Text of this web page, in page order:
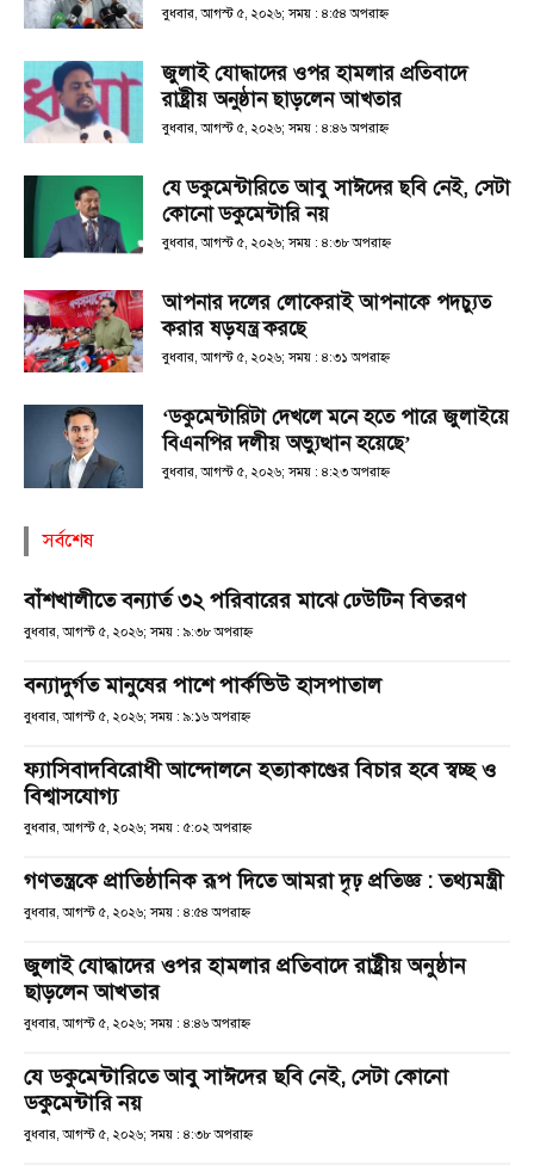
বুধবার, আগস্ট ৫, ২০২৬; সময় : ৪:৫৪ অপরাহ্ণ
জুলাই যোদ্ধাদের ওপর হামলার প্রতিবাদে
রাষ্ট্রীয় অনুষ্ঠান ছাড়লেন আখতার
বুধবার, আগস্ট ৫, ২০২৬; সময় : ৪:৪৬ অপরাহ্ণ
যে ডকুমেন্টারিতে আবু সাঈদের ছবি নেই, সেটা
কোনো ডকুমেন্টারি নয়
বুধবার, আগস্ট ৫, ২০২৬; সময় : ৪:৩৮ অপরাহ্ণ
আপনার দলের লোকেরাই আপনাকে পদচ্যুত
করার ষড়যন্ত্র করছে
বুধবার, আগস্ট ৫, ২০২৬; সময় : ৪:৩১ অপরাহ্ণ
‘ডকুমেন্টারিটা দেখলে মনে হতে পারে জুলাইয়ে
বিএনপির দলীয় অভ্যুত্থান হয়েছে’
বুধবার, আগস্ট ৫, ২০২৬; সময় : ৪:২৩ অপরাহ্ণ
সর্বশেষ
বাঁশখালীতে বন্যার্ত ৩২ পরিবারের মাঝে ঢেউটিন বিতরণ
বুধবার, আগস্ট ৫, ২০২৬; সময় : ৯:৩৮ অপরাহ্ণ
বন্যাদুর্গত মানুষের পাশে পার্কভিউ হাসপাতাল
বুধবার, আগস্ট ৫, ২০২৬; সময় : ৯:১৬ অপরাহ্ণ
ফ্যাসিবাদবিরোধী আন্দোলনে হত্যাকাণ্ডের বিচার হবে স্বচ্ছ ও
বিশ্বাসযোগ্য
বুধবার, আগস্ট ৫, ২০২৬; সময় : ৫:০২ অপরাহ্ণ
গণতন্ত্রকে প্রাতিষ্ঠানিক রূপ দিতে আমরা দৃঢ় প্রতিজ্ঞ : তথ্যমন্ত্রী
বুধবার, আগস্ট ৫, ২০২৬; সময় : ৪:৫৪ অপরাহ্ণ
জুলাই যোদ্ধাদের ওপর হামলার প্রতিবাদে রাষ্ট্রীয় অনুষ্ঠান
ছাড়লেন আখতার
বুধবার, আগস্ট ৫, ২০২৬; সময় : ৪:৪৬ অপরাহ্ণ
যে ডকুমেন্টারিতে আবু সাঈদের ছবি নেই, সেটা কোনো
ডকুমেন্টারি নয়
বুধবার, আগস্ট ৫, ২০২৬; সময় : ৪:৩৮ অপরাহ্ণ